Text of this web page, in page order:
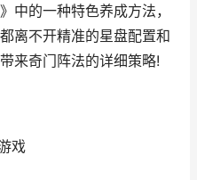
的一种特色养成方法，
离不开精准的星盘配置和
来奇门阵法的详细策略!
戏